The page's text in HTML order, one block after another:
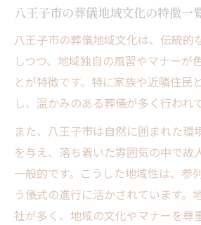
なぜ八王子で独自の葬送
八王子の人々が守る葬儀
地域文化を支える八王子
心に残る儀式を実現する地域
地域文化を活かした印象
葬儀地域文化を取り入れ
八王子ならではの葬儀演
喪主が意識したい地域文
八王子市の葬儀地域文化の特徴一
八王子市の葬儀地域文化は、伝統的
しつつ、地域独自の風習やマナーが
とが特徴です。特に家族や近隣住民
し、温かみのある葬儀が多く行われ
また、八王子市は自然に囲まれた環
を与え、落ち着いた雰囲気の中で故
一般的です。こうした地域性は、参
う儀式の進行に活かされています。
社が多く、地域の文化やマナーを尊